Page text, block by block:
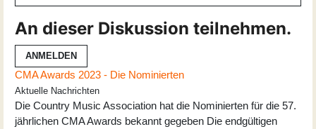
An dieser Diskussion teilnehmen.
ANMELDEN
CMA Awards 2023 - Die Nominierten
Aktuelle Nachrichten
Die Country Music Association hat die Nominierten für die 57.
jährlichen CMA Awards bekannt gegeben Die endgültigen